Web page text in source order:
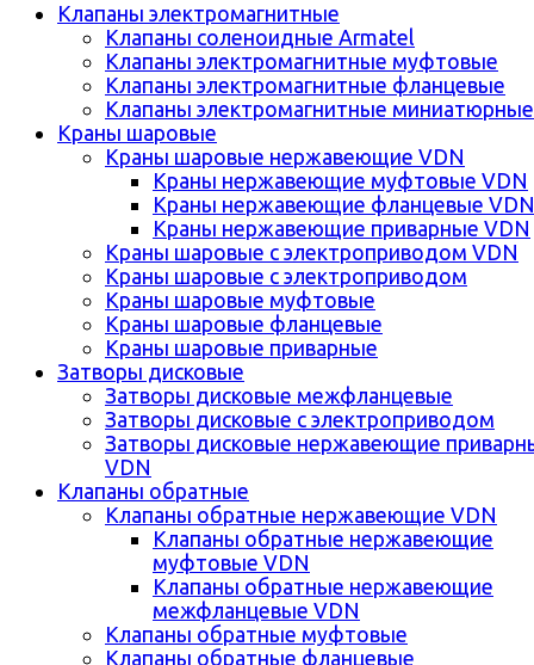
Клапаны электромагнитные
Клапаны соленоидные Armatel
Клапаны электромагнитные муфтовые
Клапаны электромагнитные фланцевые
Клапаны электромагнитные миниатюрные
Краны шаровые
Краны шаровые нержавеющие VDN
Краны нержавеющие муфтовые VDN
Краны нержавеющие фланцевые VDN
Краны нержавеющие приварные VDN
Краны шаровые с электроприводом VDN
Краны шаровые с электроприводом
Краны шаровые муфтовые
Краны шаровые фланцевые
Краны шаровые приварные
Затворы дисковые
Затворы дисковые межфланцевые
Затворы дисковые с электроприводом
Затворы дисковые нержавеющие
VDN
Клапаны обратные
Клапаны обратные нержавеющие VDN
Клапаны обратные нержавеющие
муфтовые VDN
Клапаны обратные нержавеющие
межфланцевые VDN
Клапаны обратные муфтовые
Клапаны обратные фланцевые